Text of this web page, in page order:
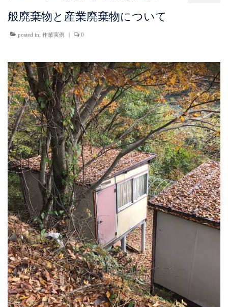
作業実例
会社概要
お問い合わせ
般廃棄物と産業廃棄物について
posted in: 作業実例 | 0